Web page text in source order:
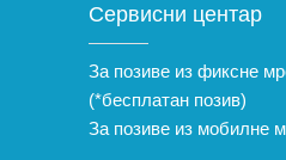
Сервисни центар
За позиве из фиксне
(*бесплатан позив)
За позиве из мобилне